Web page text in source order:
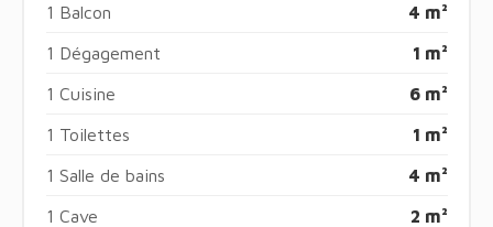
1 Balcon 4 m²
1 Dégagement 1 m²
1 Cuisine 6 m²
1 Toilettes 1 m²
1 Salle de bains 4 m²
1 Cave 2 m²